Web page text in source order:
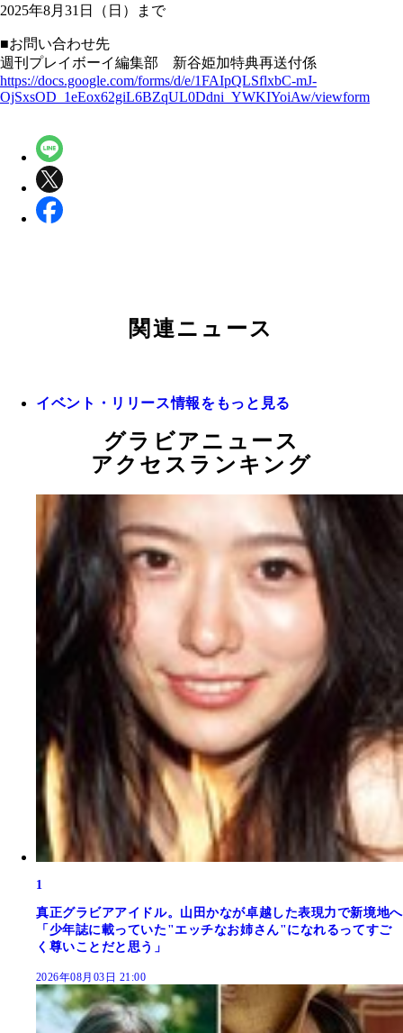
2025年8月31日（日）まで
■お問い合わせ先
週刊プレイボーイ編集部 新谷姫加特典再送付係
https://docs.google.com/forms/d/e/1FAIpQLSflxbC-mJ-
OjSxsOD_1eEox62giL6BZqUL0Ddni_YWKIYoiAw/viewform
関連ニュース
イベント・リリース情報をもっと見る
グラビアニュース
アクセスランキング
1
真正グラビアアイドル。山田かなが卓越した表現力で新境地へ
「少年誌に載っていた"エッチなお姉さん"になれるってすご
く尊いことだと思う」
2026年08月03日 21:00